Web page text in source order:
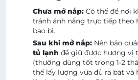
Chưa mở nắp: Có thể để nơi
tránh ánh nắng trực tiếp theo
bao bì.
Sau khi mở nắp: Nên bảo
tủ lạnh để giữ được hương vị
(thường dùng tốt trong 1-2
thể lấy lượng vừa đủ ra bát